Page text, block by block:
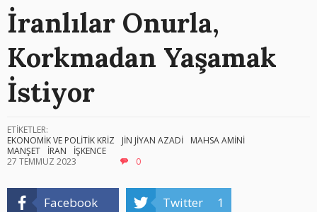
İranlılar Onurla,
Korkmadan Yaşamak
İstiyor
ETİKETLER:
EKONOMİK VE POLİTİK KRİZ
JİN JİYAN AZADİ
MAHSA AMİNİ
MANŞET
İRAN
İŞKENCE
27 TEMMUZ 2023
0
Facebook Twitter 1